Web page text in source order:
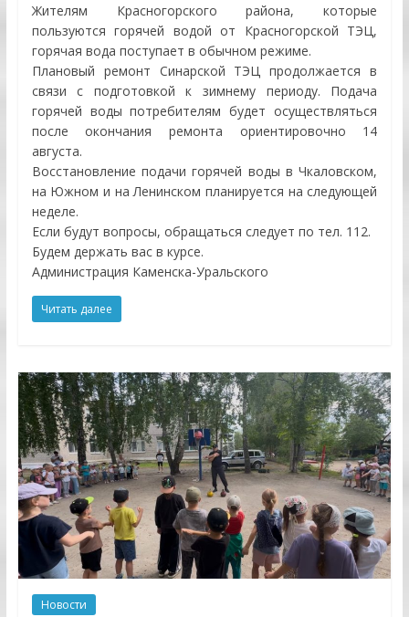
Жителям Красногорского района, которые
пользуются горячей водой от Красногорской ТЭЦ,
горячая вода поступает в обычном режиме.
Плановый ремонт Синарской ТЭЦ продолжается в
связи с подготовкой к зимнему периоду. Подача
горячей воды потребителям будет осуществляться
после окончания ремонта ориентировочно 14
августа.
Восстановление подачи горячей воды в Чкаловском,
на Южном и на Ленинском планируется на следующей
неделе.
Если будут вопросы, обращаться следует по тел. 112.
Будем держать вас в курсе.
Администрация Каменска-Уральского
Читать далее
Новости